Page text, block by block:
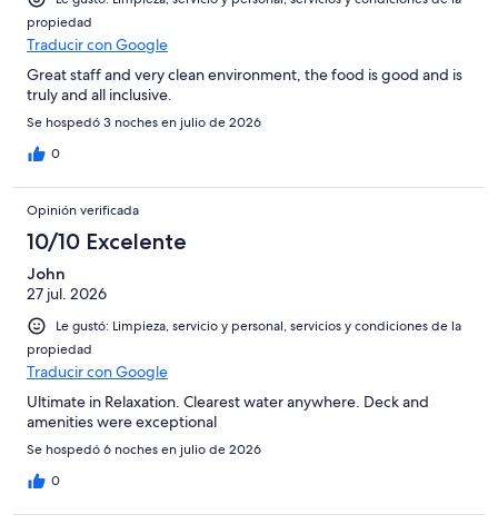
propiedad
Traducir con Google
Great staff and very clean environment, the food is good and is
truly and all inclusive.
Se hospedó 3 noches en julio de 2026
0
Opinión verificada
10/10 Excelente
John
27 jul. 2026
Le gustó: Limpieza, servicio y personal, servicios y condiciones de la
propiedad
Traducir con Google
Ultimate in Relaxation. Clearest water anywhere. Deck and
amenities were exceptional
Se hospedó 6 noches en julio de 2026
0